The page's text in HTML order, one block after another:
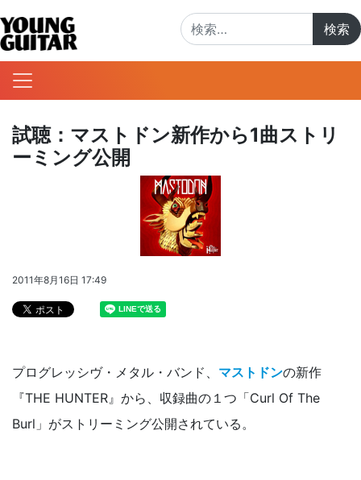
試聴：マストドン新作から1曲ストリ
ーミング公開
2011年8月16日 17:49
プログレッシヴ・メタル・バンド、 マストドンの新作
『THE HUNTER』から、収録曲の１つ「Curl Of The
Burl」がストリーミング公開されている。